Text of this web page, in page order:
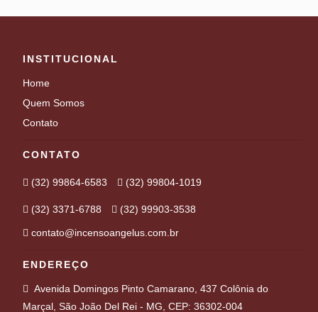
INSTITUCIONAL
Home
Quem Somos
Contato
CONTATO
(32) 99864-6583 (32) 99804-1019
(32) 3371-6788 (32) 99903-3538
contato@incensoangelus.com.br
ENDEREÇO
Avenida Domingos Pinto Camarano, 437 Colônia do
Marçal, São João Del Rei - MG, CEP: 36302-004